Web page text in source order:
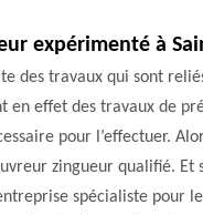
expérimenté à
des travaux qui sont
en effet des travaux de
pour l’effectuer.
zingueur qualifié. Et
spécialiste pour